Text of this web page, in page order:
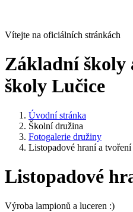
Vítejte na oficiálních stránkách
Základní školy
školy Lučice
Úvodní stránka
Školní družina
Fotogalerie družiny
Listopadové hraní a tvoření
Listopadové
Výroba lampionů a luceren :)